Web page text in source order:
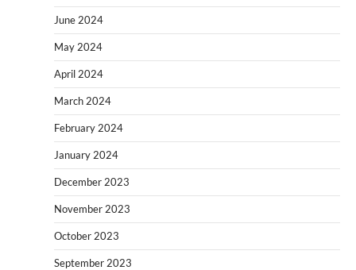
June 2024
May 2024
April 2024
March 2024
February 2024
January 2024
December 2023
November 2023
October 2023
September 2023